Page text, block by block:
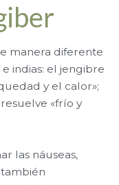
manera diferente
indias: el jengibre
y el calor»;
«frío y
las náuseas,